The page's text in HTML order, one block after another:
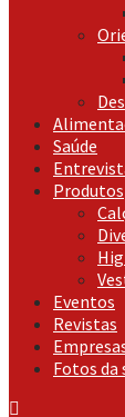
Saúde
Produtos
Eventos
Revistas
Fotos da